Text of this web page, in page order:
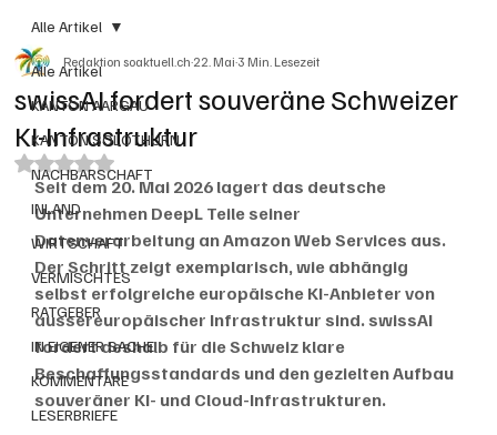
Alle Artikel
KANTON AARGAU
KANTON SOLOTHURN
NACHBARSCHAFT
INLAND
WIRTSCHAFT
VERMISCHTES
RATGEBER
IN EIGENER SACHE
KOMMENTARE
LESERBRIEFE
Alle Artikel
swissAI fordert souveräne Schweizer
KI-Infrastruktur
Redaktion soaktuell.ch22. Mai3 Min. Lesezeit
Mit NaN von 5 Sternen bewertet.
Seit dem 20. Mai 2026 lagert das deutsche
Unternehmen DeepL Teile seiner
Datenverarbeitung an Amazon Web Services aus.
Der Schritt zeigt exemplarisch, wie abhängig
selbst erfolgreiche europäische KI-Anbieter von
aussereuropäischer Infrastruktur sind. swissAI
fordert deshalb für die Schweiz klare
Beschaffungsstandards und den gezielten Aufbau
souveräner KI- und Cloud-Infrastrukturen.